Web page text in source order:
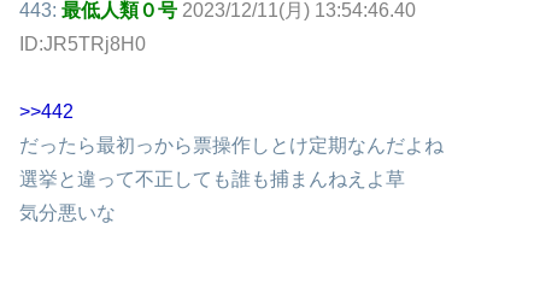
443: 最低人類０号 2023/12/11(月) 13:54:46.40
ID:JR5TRj8H0
>>442
だったら最初っから票操作しとけ定期なんだよね
選挙と違って不正しても誰も捕まんねえよ草
気分悪いな